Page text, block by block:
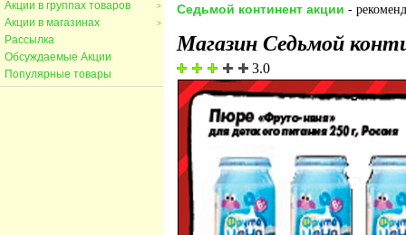
>
Акции в группах товаров
>
Акции в магазинах
Рассылка
Обсуждаемые Акции
Популярные товары
Седьмой континент акции -
Магазин Седьмой
3.0